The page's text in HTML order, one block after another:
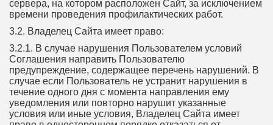
сервера, на котором расположен Сайт, за исключением
времени проведения профилактических работ.
3.2. Владелец Сайта имеет право:
3.2.1. В случае нарушения Пользователем условий
Соглашения направить Пользователю
предупреждение, содержащее перечень нарушений. В
случае если Пользователь не устранит нарушения в
течение одного дня с момента направления ему
уведомления или повторно нарушит указанные
условия или иные условия, Владелец Сайта имеет